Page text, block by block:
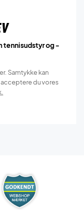
tennisudstyr og -
Samtykke kan
du vores